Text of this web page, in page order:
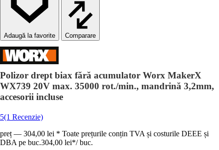
Comparare
Polizor drept biax fără acumulator Worx MakerX
WX739 20V max. 35000 rot./min., mandrină 3,2mm,
accesorii incluse
5(1 Recenzie)
preț — 304,00 lei * Toate prețurile conțin TVA și costurile DEEE și
DBA pe buc.304,00 lei*/ buc.